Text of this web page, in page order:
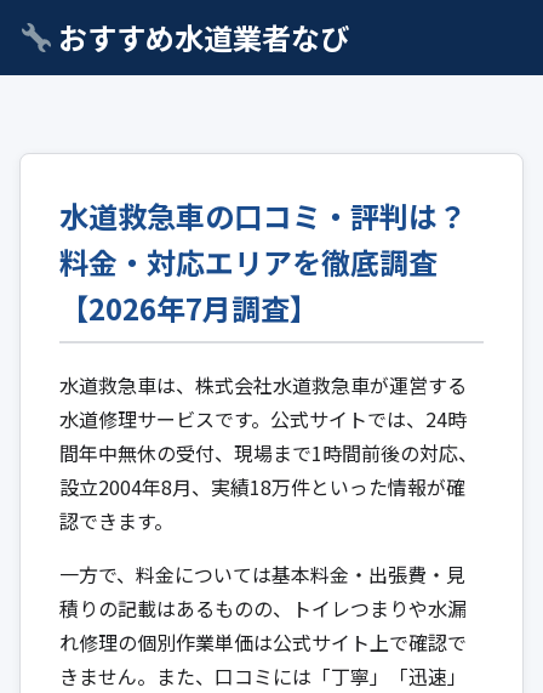
おすすめ水道業者なび
水道救急車の口コミ・評判は？
料金・対応エリアを徹底調査
【2026年7月調査】
水道救急車は、株式会社水道救急車が運営する
水道修理サービスです。公式サイトでは、24時
間年中無休の受付、現場まで1時間前後の対応、
設立2004年8月、実績18万件といった情報が確
認できます。
一方で、料金については基本料金・出張費・見
積りの記載はあるものの、トイレつまりや水漏
れ修理の個別作業単価は公式サイト上で確認で
きません。また、口コミには「丁寧」「迅速」